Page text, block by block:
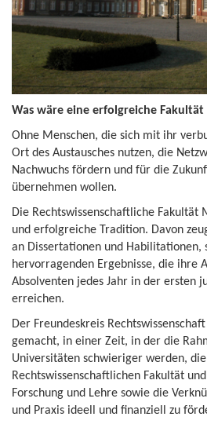
Was wäre eine erfolgreiche Fakultät
Ohne Menschen, die sich mit ihr
Ort des Austausches nutzen, die
Nachwuchs fördern und für die
übernehmen wollen.
Die Rechtswissenschaftliche Fakultät
und erfolgreiche Tradition. Davon
an Dissertationen und Habilitationen,
hervorragenden Ergebnisse, die ihre
Absolventen jedes Jahr in der ersten
erreichen.
Der Freundeskreis
gemacht, in einer Zeit, in der die
Universitäten schwieriger werden,
Rechtswissenschaftlichen Fakultät
Forschung und Lehre sowie die
und Praxis ideell und finanziell zu